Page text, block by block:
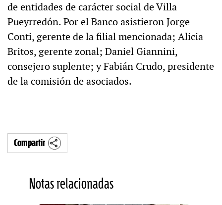
de entidades de carácter social de Villa
Pueyrredón. Por el Banco asistieron Jorge
Conti, gerente de la filial mencionada; Alicia
Britos, gerente zonal; Daniel Giannini,
consejero suplente; y Fabián Crudo, presidente
de la comisión de asociados.
Compartir
Notas relacionadas